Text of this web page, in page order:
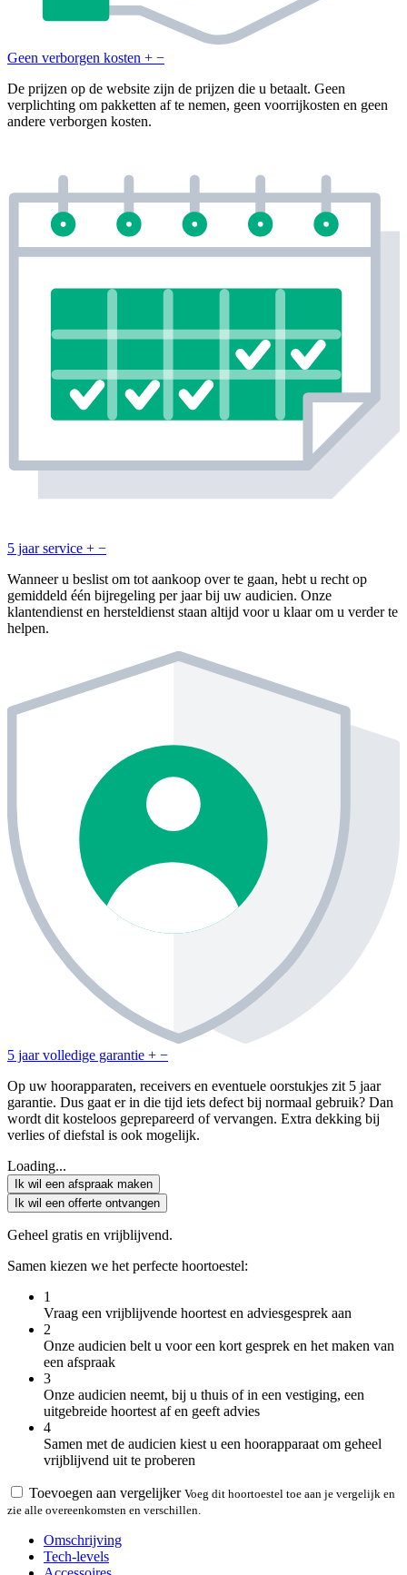
Geen verborgen kosten + −
De prijzen op de website zijn de prijzen die u betaalt. Geen
verplichting om pakketten af te nemen, geen voorrijkosten en geen
andere verborgen kosten.
5 jaar service + −
Wanneer u beslist om tot aankoop over te gaan, hebt u recht op
gemiddeld één bijregeling per jaar bij uw audicien. Onze
klantendienst en hersteldienst staan altijd voor u klaar om u verder te
helpen.
5 jaar volledige garantie + −
Op uw hoorapparaten, receivers en eventuele oorstukjes zit 5 jaar
garantie. Dus gaat er in die tijd iets defect bij normaal gebruik? Dan
wordt dit kosteloos geprepareerd of vervangen. Extra dekking bij
verlies of diefstal is ook mogelijk.
Loading...
Ik wil een afspraak maken
Ik wil een offerte ontvangen
Geheel gratis en vrijblijvend.
Samen kiezen we het perfecte hoortoestel:
1
Vraag een vrijblijvende hoortest en adviesgesprek aan
2
Onze audicien belt u voor een kort gesprek en het maken van
een afspraak
3
Onze audicien neemt, bij u thuis of in een vestiging, een
uitgebreide hoortest af en geeft advies
4
Samen met de audicien kiest u een hoorapparaat om geheel
vrijblijvend uit te proberen
Toevoegen aan vergelijker Voeg dit hoortoestel toe aan je vergelijk en
zie alle overeenkomsten en verschillen.
Omschrijving
Tech-levels